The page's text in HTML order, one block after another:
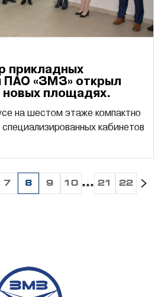
прикладных
ПАО «ЗМЗ» открыл
новых площадях.
на шестом этаже компактно
кабинетов
7 8 9 10 ... 21 22